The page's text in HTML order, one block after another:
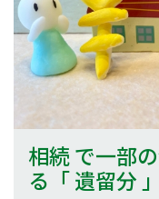
相続 で一部
る「 遺留分